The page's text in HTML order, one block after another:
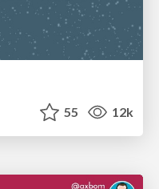
55 12k